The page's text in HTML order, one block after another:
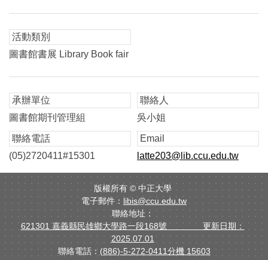
活動類別
圖書館書展 Library Book fair
承辦單位
圖書館期刊管理組
聯絡人
吳小姐
聯絡電話
(05)2720411#15301
Email
latte203@lib.ccu.edu.tw
版權所有 © 中正大學
電子郵件： libis@ccu.edu.tw
聯絡地址：
621301 嘉義縣民雄鄉大學路一段168號 更新日期：
2025.07.01
聯絡電話： (886)-5-272-0411分機 15603